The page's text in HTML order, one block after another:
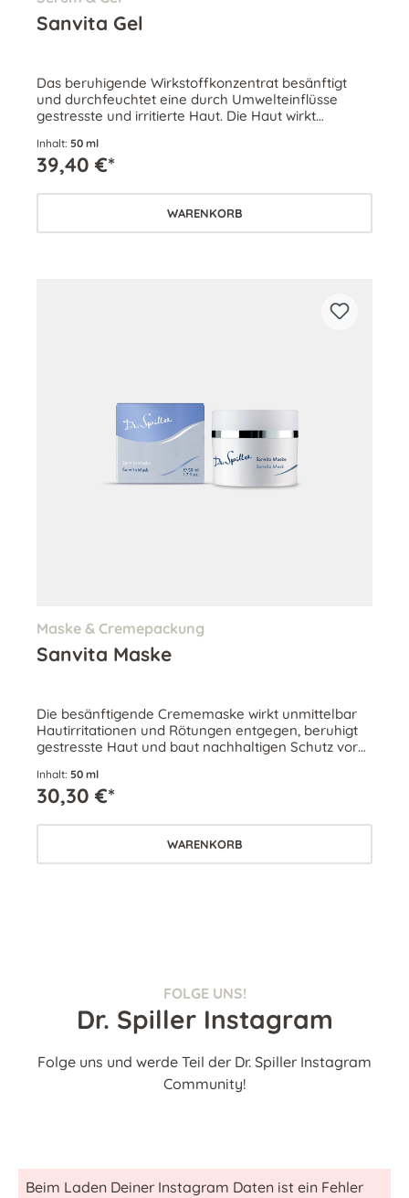
Sanvita Gel
Das beruhigende Wirkstoffkonzentrat besänftigt
und durchfeuchtet eine durch Umwelteinflüsse
gestresste und irritierte Haut. Die Haut wirkt
Inhalt: 50 ml
39,40 €*
WARENKORB
Maske & Cremepackung
Sanvita Maske
Die besänftigende Crememaske wirkt unmittelbar
Hautirritationen und Rötungen entgegen, beruhigt
gestresste Haut und baut nachhaltigen Schutz vor
Inhalt: 50 ml
30,30 €*
WARENKORB
FOLGE UNS!
Dr. Spiller Instagram
Folge uns und werde Teil der Dr. Spiller Instagram
Community!
Beim Laden Deiner Instagram Daten ist ein Fehler